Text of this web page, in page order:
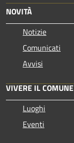
NOVITÀ
Notizie
Comunicati
Avvisi
VIVERE IL COMUNE
Luoghi
Eventi